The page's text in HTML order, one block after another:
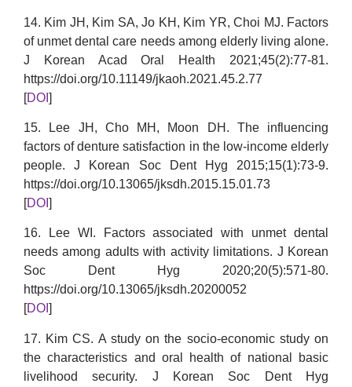
14. Kim JH, Kim SA, Jo KH, Kim YR, Choi MJ. Factors
of unmet dental care needs among elderly living alone.
J Korean Acad Oral Health 2021;45(2):77-81.
https://doi.org/10.11149/jkaoh.2021.45.2.77
[DOI ]
15. Lee JH, Cho MH, Moon DH. The influencing
factors of denture satisfaction in the low-income elderly
people. J Korean Soc Dent Hyg 2015;15(1):73-9.
https://doi.org/10.13065/jksdh.2015.15.01.73
[DOI ]
16. Lee WI. Factors associated with unmet dental
needs among adults with activity limitations. J Korean
Soc Dent Hyg 2020;20(5):571-80.
https://doi.org/10.13065/jksdh.20200052
DOI
17. Kim CS. A study on the socio-economic study on
the characteristics and oral health of national basic
livelihood security. J Korean Soc Dent Hyg